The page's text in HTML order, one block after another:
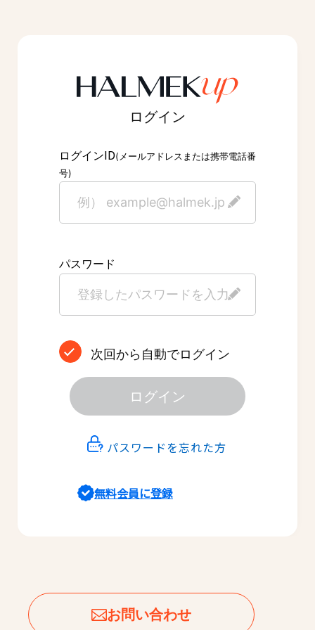
ログイン
ログインID(メールアドレスまたは携帯電話番
号)
パスワード
次回から自動でログイン
ログイン
パスワードを忘れた方
無料会員に登録
お問い合わせ